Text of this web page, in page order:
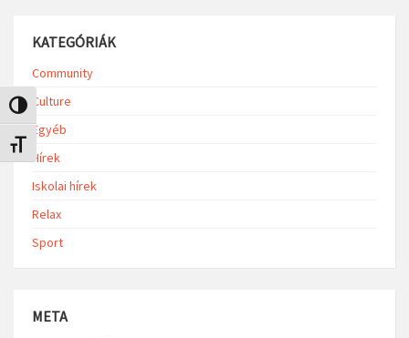
Nagy kontraszt váltása
Betűméret váltása
KATEGÓRIÁK
Community
Culture
Egyéb
Hírek
Iskolai hírek
Relax
Sport
META